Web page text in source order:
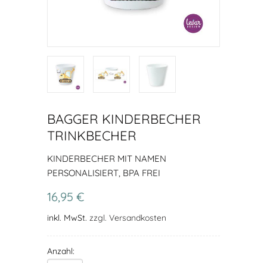
BAGGER KINDERBECHER
TRINKBECHER
KINDERBECHER MIT NAMEN
PERSONALISIERT, BPA FREI
16,95 €
inkl. MwSt. zzgl. Versandkosten
Anzahl: